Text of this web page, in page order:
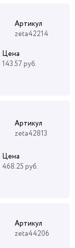
Артикул
zeta42214
Цена
143.57 руб.
Артикул
zeta42813
Цена
468.25 руб.
Артикул
zeta44206